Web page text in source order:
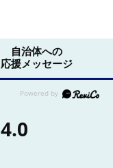
自治体への
応援メッセージ
4.0